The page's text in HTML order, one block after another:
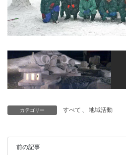
カテゴリー すべて 地域活動
前の記事